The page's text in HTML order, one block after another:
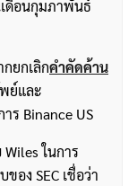
ดือนกุมภาพันธ์
ยกเลิกคำคัดค้าน
ย์และ
ร Binance US
ในการ
อง SEC เชื่อว่า